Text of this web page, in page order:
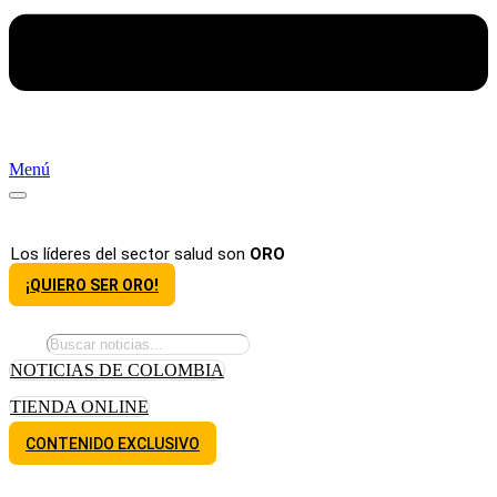
Menú
Los líderes del sector salud son ORO
¡QUIERO SER ORO!
NOTICIAS DE COLOMBIA
TIENDA ONLINE
CONTENIDO EXCLUSIVO